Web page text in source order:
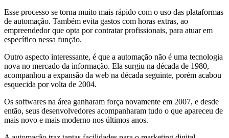
Esse processo se torna muito mais rápido com o uso das plataformas
de automação. Também evita gastos com horas extras, ao
empreendedor que opta por contratar profissionais, para atuar em
específico nessa função.
Outro aspecto interessante, é que a automação não é uma tecnologia
nova no mercado da informação. Ela surgiu na década de 1980,
acompanhou a expansão da web na década seguinte, porém acabou
esquecida por volta de 2004.
Os softwares na área ganharam força novamente em 2007, e desde
então, seus desenvolvedores acompanharam tudo o que apareceu de
mais novo e mais moderno nos últimos anos.